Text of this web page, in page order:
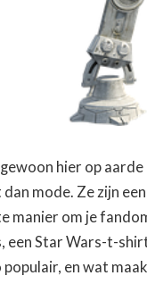
hier op
mode. Ze zijn
om je
een Star Wars-t-
en wat